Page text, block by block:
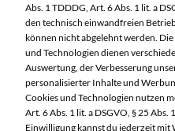
Telefon:
Markt
Mo:
Abs. 1 TDDDG, Art. 6 Abs. 1 lit. a
den technisch einwandfreien
können nicht abgelehnt werden.
und Technologien dienen
Auswertung, der Verbesserung
personalisierter Inhalte und
Cookies und Technologien nutzen
Art. 6 Abs. 1 lit. a DSGVO, § 25
Einwilligung kannst du jederzeit